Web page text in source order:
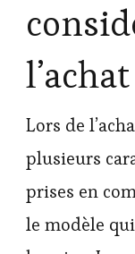
l’achat
Lors de
plusieurs
prises en
le modèle